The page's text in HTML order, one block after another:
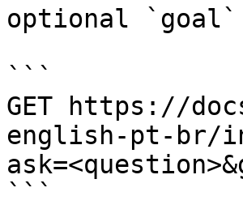
optional `goal`
```
GET https://
english-pt-br/
```